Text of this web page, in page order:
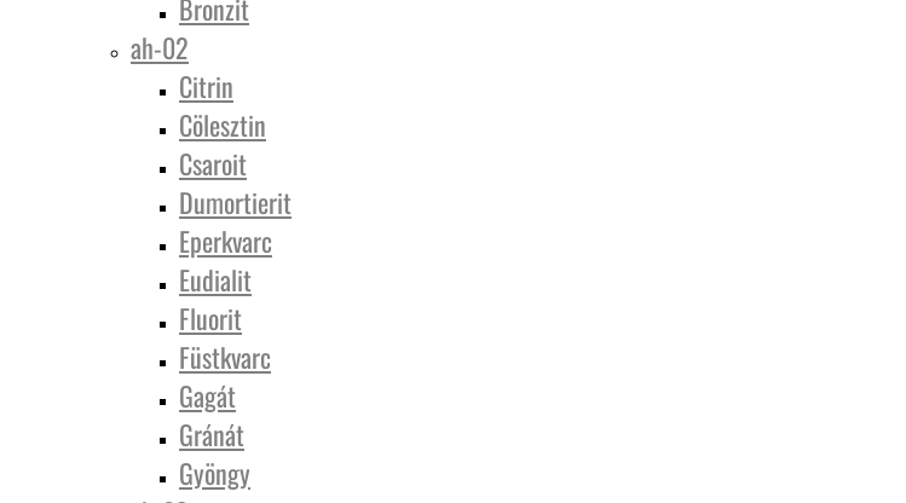
Bronzit
ah-02
Citrin
Cölesztin
Csaroit
Dumortierit
Eperkvarc
Eudialit
Fluorit
Füstkvarc
Gagát
Gránát
Gyöngy